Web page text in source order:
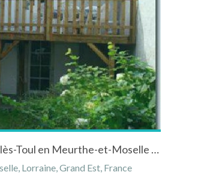
Gîte "Le couarail de Berthe" à Blénod-lès-Toul en Meurthe-et-Moselle en Lorraine
Lorraine, Grand Est, France